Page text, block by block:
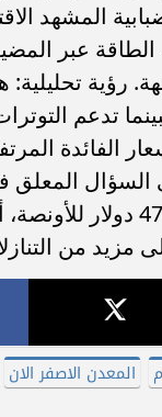
المشهد
عبر
​رؤية
تدعم
الفائدة
السؤال المعلق
الصاغة: هل ينجح الذهب في الحفاظ على مستوى
مزيد من
المعدن الاصفر الان